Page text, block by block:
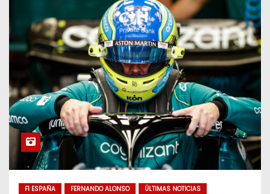
F1 ESPAÑA FERNANDO ALONSO ÚLTIMAS NOTICIAS